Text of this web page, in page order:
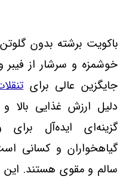
باکویت برشته بدون
خوشمزه و سرشار از
جایگزین عالی برای
دلیل ارزش غذایی بالا
گزینه‌ای ایده‌آل برای
گیاهخواران و کسانی
سالم و مقوی هستند.